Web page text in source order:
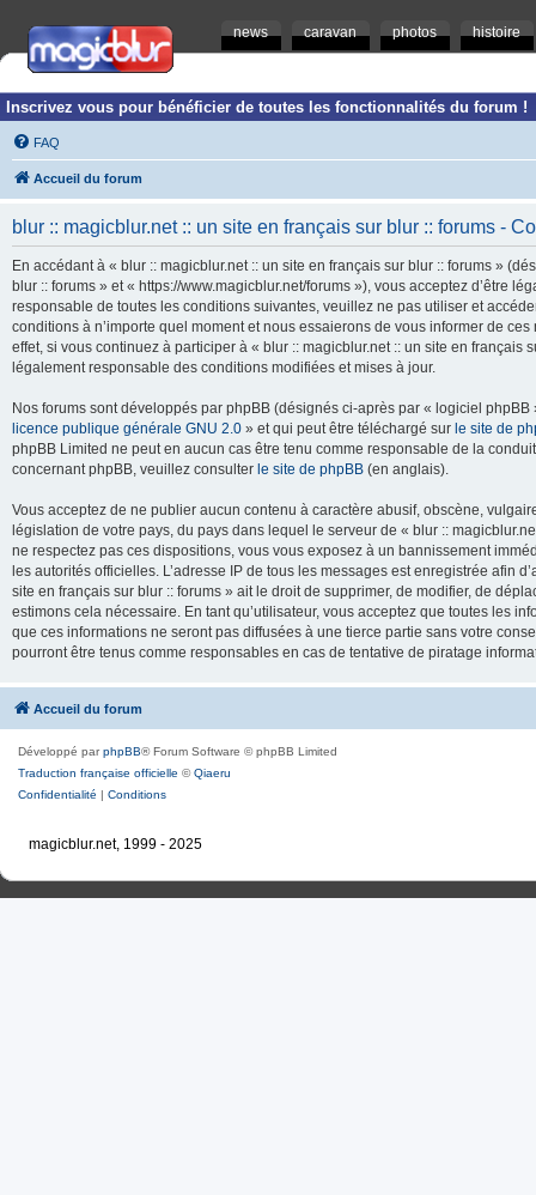
news caravan photos histoire
Inscrivez vous pour bénéficier de toutes les fonctionnalités du forum !
FAQ
Accueil du forum
blur :: magicblur.net :: un site en français sur blur :: forums -
En accédant à « blur :: magicblur.net :: un site en français sur blur :: forums »
blur :: forums » et « https://www.magicblur.net/forums »), vous acceptez d’être
responsable de toutes les conditions suivantes, veuillez ne pas utiliser et
conditions à n’importe quel moment et nous essaierons de vous informer de
effet, si vous continuez à participer à « blur :: magicblur.net :: un site en
légalement responsable des conditions modifiées et mises à jour.
Nos forums sont développés par phpBB (désignés ci-après par « logiciel
licence publique générale GNU 2.0 » et qui peut être téléchargé sur le site de
phpBB Limited ne peut en aucun cas être tenu comme responsable de la
concernant phpBB, veuillez consulter le site de phpBB (en anglais).
Vous acceptez de ne publier aucun contenu à caractère abusif, obscène,
législation de votre pays, du pays dans lequel le serveur de « blur ::
ne respectez pas ces dispositions, vous vous exposez à un bannissement
les autorités officielles. L’adresse IP de tous les messages est enregistrée afin
site en français sur blur :: forums » ait le droit de supprimer, de modifier, de
estimons cela nécessaire. En tant qu’utilisateur, vous acceptez que toutes les
que ces informations ne seront pas diffusées à une tierce partie sans votre
pourront être tenus comme responsables en cas de tentative de piratage
Accueil du forum
Développé parphpBB® Forum Software © phpBB Limited
Traduction française officielle ©Qiaeru
Confidentialité | Conditions
magicblur.net, 1999 - 2025